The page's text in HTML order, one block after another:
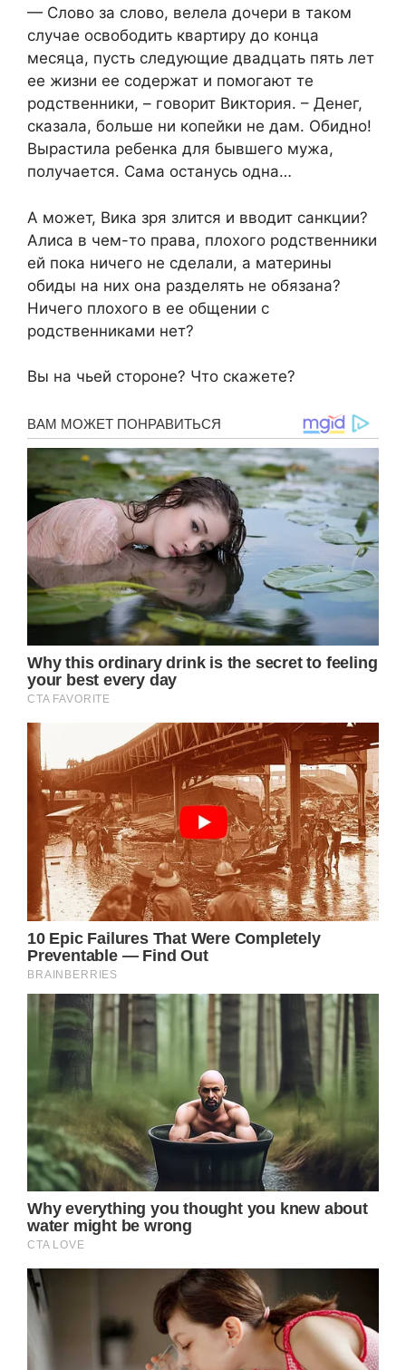
— Слово за слово, велела дочери в таком
случае освободить квартиру до конца
месяца, пусть следующие двадцать пять лет
ее жизни ее содержат и помогают те
родственники, – говорит Виктория. – Денег,
сказала, больше ни копейки не дам. Обидно!
Вырастила ребенка для бывшего мужа,
получается. Сама останусь одна…
А может, Вика зря злится и вводит санкции?
Алиса в чем-то права, плохого родственники
ей пока ничего не сделали, а материны
обиды на них она разделять не обязана?
Ничего плохого в ее общении с
родственниками нет?
Вы на чьей стороне? Что скажете?